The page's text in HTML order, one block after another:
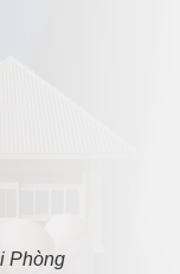
Phòng